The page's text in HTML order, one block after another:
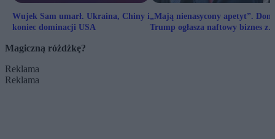
Wujek Sam umarł. Ukraina, Chiny i
koniec dominacji USA
„Mają nienasycony apetyt”.
Trump ogłasza naftowy biznes z
Magiczną różdżkę?
Reklama
Reklama